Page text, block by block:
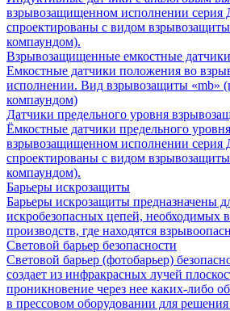
взрывозащищенном исполнении
спроектированы с видом
компаундом).
Взрывозащищенные емкостные датчики
Емкостные датчики положения во
исполнении. Вид взрывозащиты «mb»
компаундом)
Датчики предельного уровня
Ёмкостные датчики предельного
взрывозащищенном исполнении
спроектированы с видом
компаундом).
Барьеры искрозащиты
Барьеры искрозащиты предназначены
искробезопасных цепей, необходимых
производств, где находятся
Световой барьер безопасности
Световой барьер (фотобарьер)
создает из инфракрасных лучей
проникновение через нее каких-либо
в прессовом оборудовании для решения